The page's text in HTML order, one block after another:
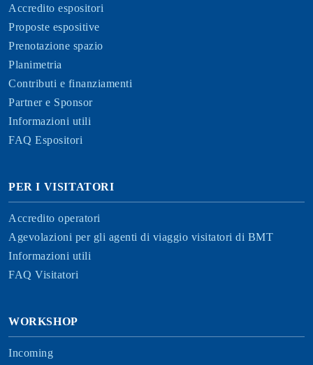
Accredito espositori
Proposte espositive
Prenotazione spazio
Planimetria
Contributi e finanziamenti
Partner e Sponsor
Informazioni utili
FAQ Espositori
PER I VISITATORI
Accredito operatori
Agevolazioni per gli agenti di viaggio visitatori di BMT
Informazioni utili
FAQ Visitatori
WORKSHOP
Incoming